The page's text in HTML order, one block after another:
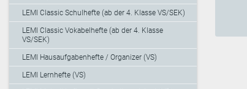
LEMI Classic Schulhefte (ab der 4. Klasse VS/SEK)
LEMI Classic Vokabelhefte (ab der 4. Klasse
VS/SEK)
LEMI Hausaufgabenhefte / Organizer (VS)
LEMI Lernhefte (VS)